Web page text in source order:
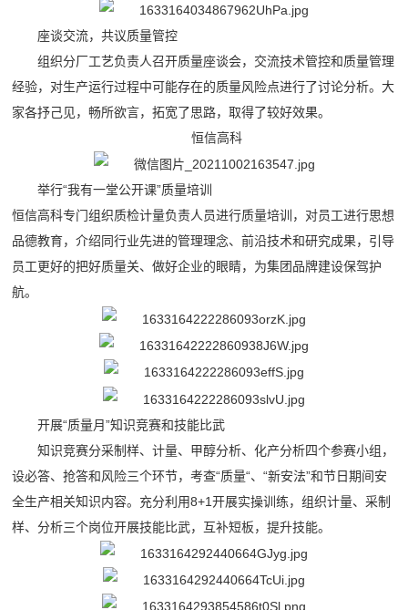
座谈交流，共议质量管控
组织分厂工艺负责人召开质量座谈会，交流技术管控和质量管理
经验，对生产运行过程中可能存在的质量风险点进行了讨论分析。大
家各抒己见，畅所欲言，拓宽了思路，取得了较好效果。
恒信高科
举行“我有一堂公开课”质量培训
恒信高科专门组织质检计量负责人员进行质量培训，对员工进行思想
品德教育，介绍同行业先进的管理理念、前沿技术和研究成果，引导
员工更好的把好质量关、做好企业的眼睛，为集团品牌建设保驾护
航。
开展“质量月”知识竞赛和技能比武
知识竞赛分采制样、计量、甲醇分析、化产分析四个参赛小组，
设必答、抢答和风险三个环节，考查“质量“、“新安法”和节日期间安
全生产相关知识内容。充分利用8+1开展实操训练，组织计量、采制
样、分析三个岗位开展技能比武，互补短板，提升技能。